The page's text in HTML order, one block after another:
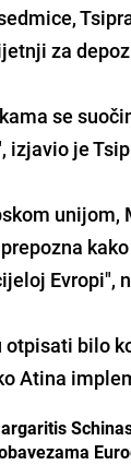
za
se
izjavio je
Evropi",
otpisati bilo
Atina